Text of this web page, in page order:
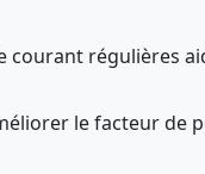
courant régulières
le facteur de